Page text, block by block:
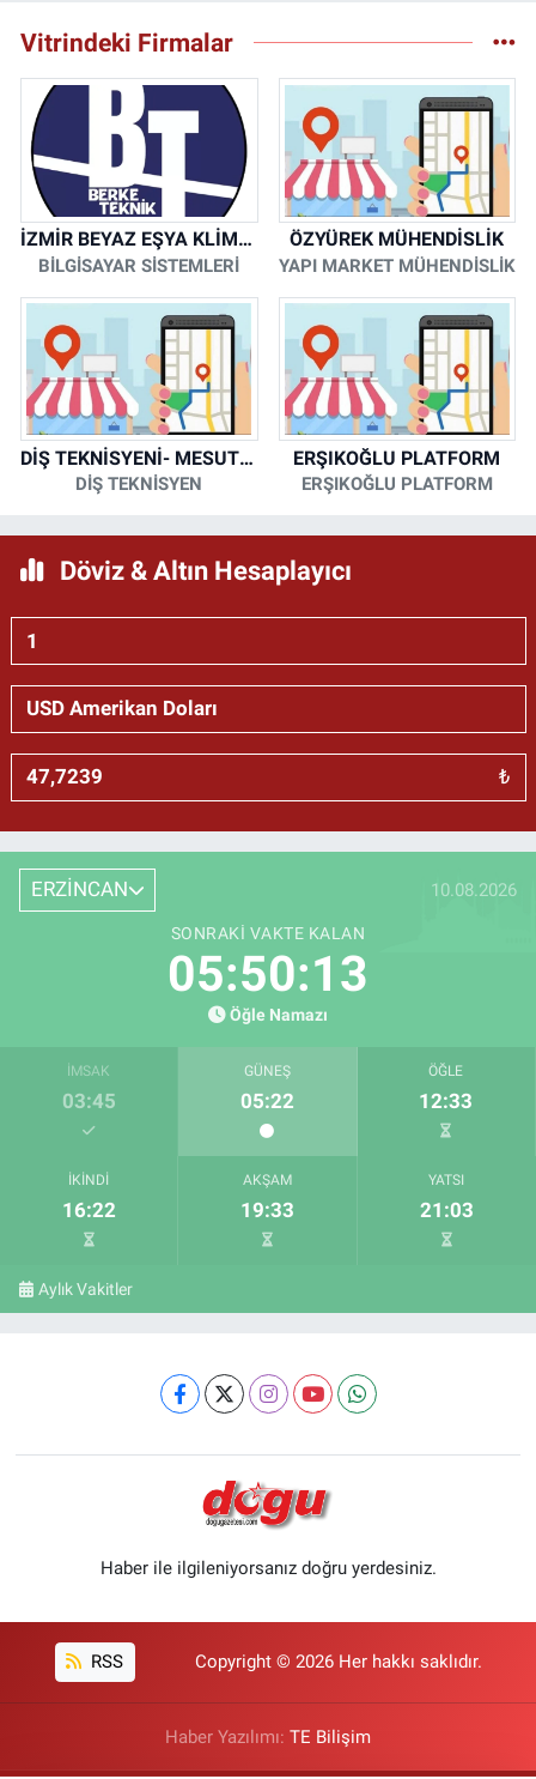
Vitrindeki Firmalar
İZMİR BEYAZ EŞYA KLİMA KOMBİ SERVİSİ
BİLGİSAYAR SİSTEMLERİ
ÖZYÜREK MÜHENDİSLİK
YAPI MARKET MÜHENDİSLİK
DİŞ TEKNİSYENİ- MESUT KORKMAZ
DİŞ TEKNİSYEN
ERŞIKOĞLU PLATFORM
ERŞIKOĞLU PLATFORM
Döviz & Altın Hesaplayıcı
₺
ERZİNCAN 10.08.2026
SONRAKI VAKTE KALAN
05:50:12
Öğle Namazı
İMSAK
03:45
GÜNEŞ
05:22
ÖĞLE
12:33
İKINDI
16:22
AKŞAM
19:33
YATSI
21:03
Aylık Vakitler
Haber ile ilgileniyorsanız doğru yerdesiniz.
RSS Copyright © 2026 Her hakkı saklıdır.
Haber Yazılımı: TE Bilişim